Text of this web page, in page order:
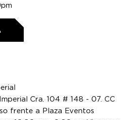
Cra. 104 # 148 - 07. CC
frente a Plaza Eventos